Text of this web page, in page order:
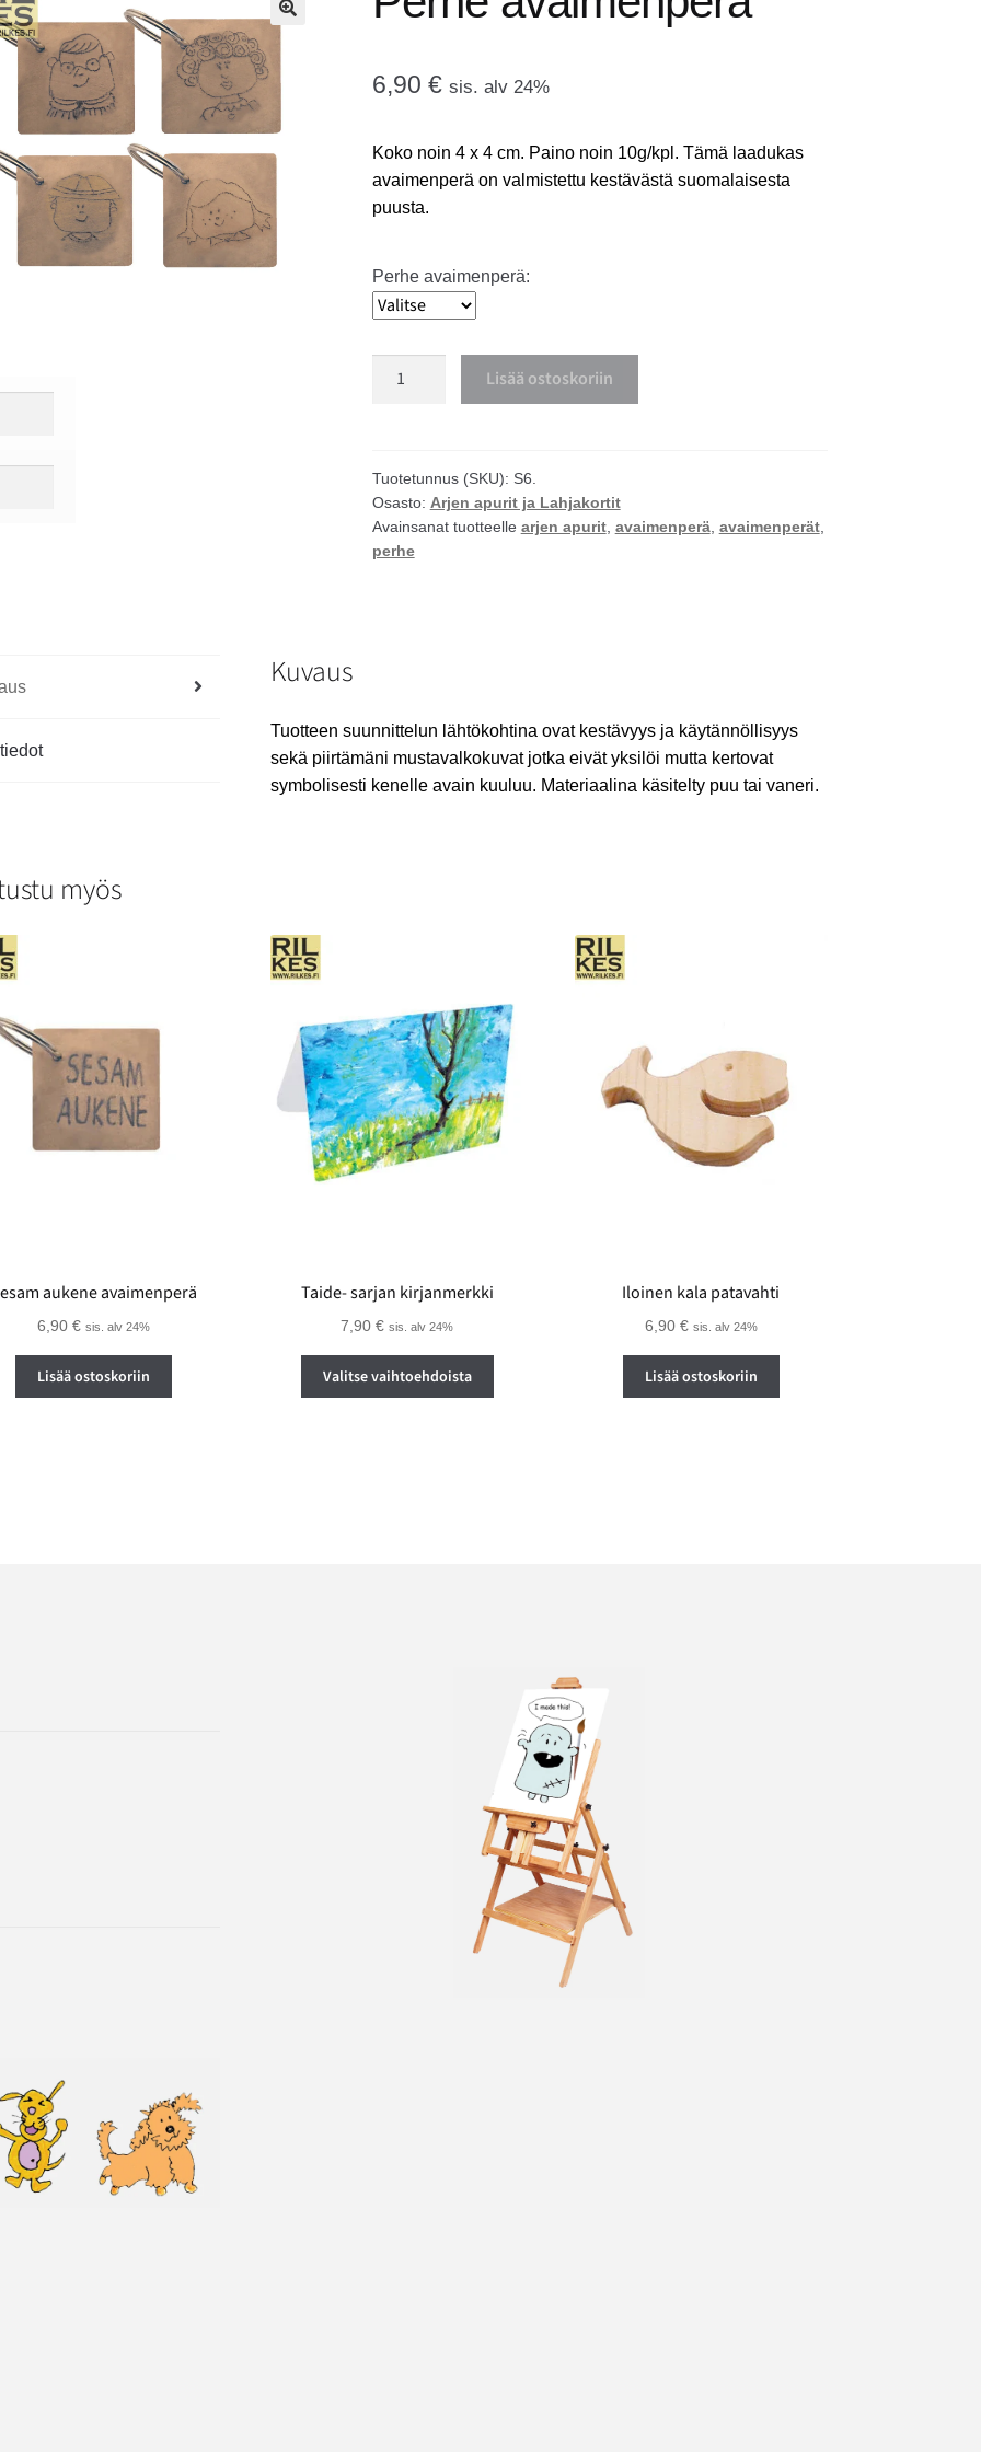
6,90 € sis. alv 24%
Koko noin 4 x 4 cm. Paino noin 10g/kpl. Tämä laadukas
avaimenperä on valmistettu kestävästä suomalaisesta
puusta.
Perhe avaimenperä:
Lisää ostoskoriin
Tuotetunnus (SKU): S6.
Osasto: Arjen apurit ja Lahjakortit
Avainsanat tuotteelle arjen apurit, avaimenperä, avaimenperät,
perhe
Kuvaus
Tuotteen suunnittelun lähtökohtina ovat kestävyys ja käytännöllisyys
sekä piirtämäni mustavalkokuvat jotka eivät yksilöi mutta kertovat
symbolisesti kenelle avain kuuluu. Materiaalina käsitelty puu tai vaneri.
myös
aukene avaimenperä
6,90 € sis. alv 24%
Lisää ostoskoriin
Taide- sarjan kirjanmerkki
7,90€ sis. alv 24%
Valitse vaihtoehdoista
Iloinen kala patavahti
6,90 € sis. alv 24%
Lisää ostoskoriin